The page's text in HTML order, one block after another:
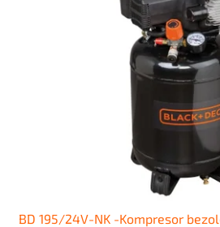
BD 195/24V-NK -Kompresor